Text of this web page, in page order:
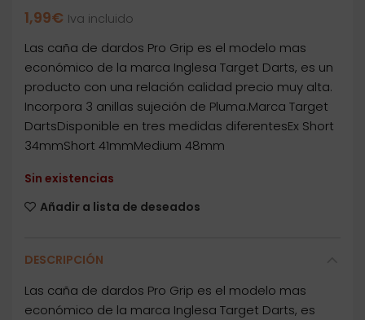
1,99€ Iva incluido
Las caña de dardos Pro Grip es el modelo mas
económico de la marca Inglesa Target Darts, es un
producto con una relación calidad precio muy alta.
Incorpora 3 anillas sujeción de Pluma.Marca Target
DartsDisponible en tres medidas diferentesEx Short
34mmShort 41mmMedium 48mm
Sin existencias
Añadir a lista de deseados
DESCRIPCIÓN
Las caña de dardos Pro Grip es el modelo mas
económico de la marca Inglesa Target Darts, es